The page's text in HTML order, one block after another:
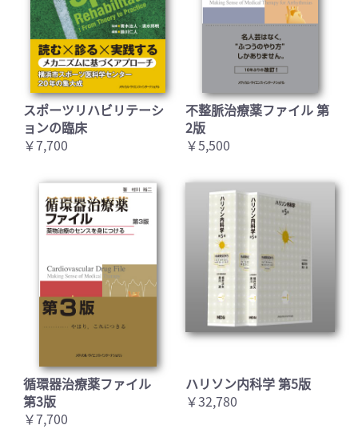
スポーツリハビリテーシ
ョンの臨床
￥7,700
不整脈治療薬ファイル 第
2版
￥5,500
循環器治療薬ファイル
第3版
￥7,700
ハリソン内科学 第5版
￥32,780